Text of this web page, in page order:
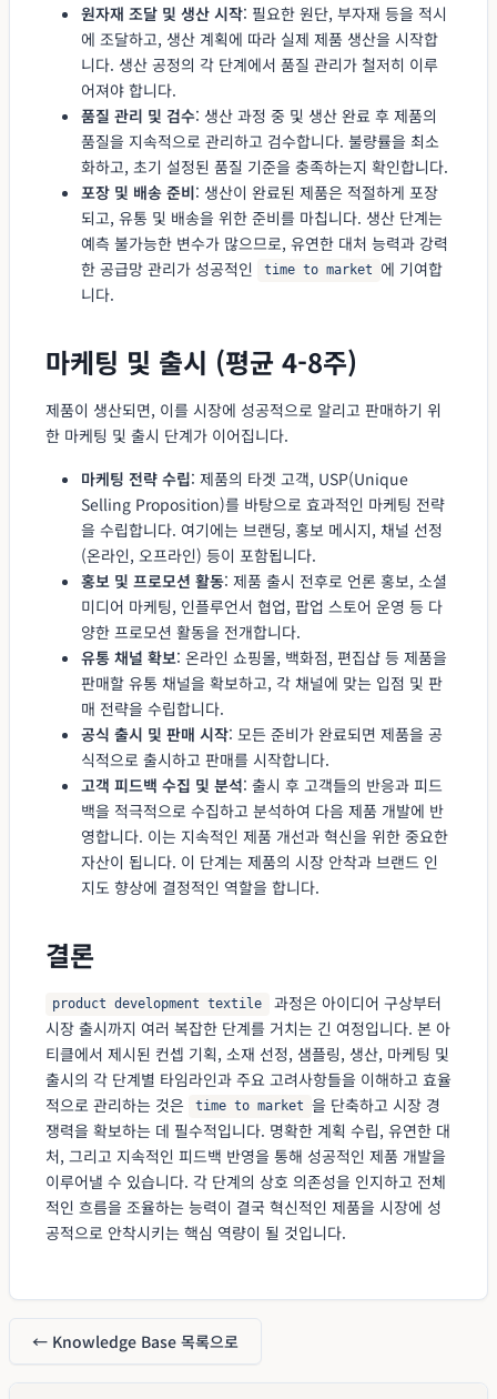
원자재 조달 및 생산 시작: 필요한 원단, 부자재 등을 적시
에 조달하고, 생산 계획에 따라 실제 제품 생산을 시작합
니다. 생산 공정의 각 단계에서 품질 관리가 철저히 이루
어져야 합니다.
품질 관리 및 검수: 생산 과정 중 및 생산 완료 후 제품의
품질을 지속적으로 관리하고 검수합니다. 불량률을 최소
화하고, 초기 설정된 품질 기준을 충족하는지 확인합니다.
포장 및 배송 준비: 생산이 완료된 제품은 적절하게 포장
되고, 유통 및 배송을 위한 준비를 마칩니다. 생산 단계는
예측 불가능한 변수가 많으므로, 유연한 대처 능력과 강력
한 공급망 관리가 성공적인
time to market 에 기여합
니다.
마케팅 및 출시 (평균 4-8주)
제품이 생산되면, 이를 시장에 성공적으로 알리고 판매하기 위
한 마케팅 및 출시 단계가 이어집니다.
마케팅 전략 수립: 제품의 타겟 고객, USP(Unique
Selling Proposition)를 바탕으로 효과적인 마케팅 전략
을 수립합니다. 여기에는 브랜딩, 홍보 메시지, 채널 선정
(온라인, 오프라인) 등이 포함됩니다.
홍보 및 프로모션 활동: 제품 출시 전후로 언론 홍보, 소셜
미디어 마케팅, 인플루언서 협업, 팝업 스토어 운영 등 다
양한 프로모션 활동을 전개합니다.
유통 채널 확보: 온라인 쇼핑몰, 백화점, 편집샵 등 제품을
판매할 유통 채널을 확보하고, 각 채널에 맞는 입점 및 판
매 전략을 수립합니다.
공식 출시 및 판매 시작: 모든 준비가 완료되면 제품을 공
식적으로 출시하고 판매를 시작합니다.
고객 피드백 수집 및 분석: 출시 후 고객들의 반응과 피드
백을 적극적으로 수집하고 분석하여 다음 제품 개발에 반
영합니다. 이는 지속적인 제품 개선과 혁신을 위한 중요한
자산이 됩니다. 이 단계는 제품의 시장 안착과 브랜드 인
지도 향상에 결정적인 역할을 합니다.
결론
product development textile
과정은 아이디어 구상부터
시장 출시까지 여러 복잡한 단계를 거치는 긴 여정입니다. 본 아
티클에서 제시된 컨셉 기획, 소재 선정, 샘플링, 생산, 마케팅 및
출시의 각 단계별 타임라인과 주요 고려사항들을 이해하고 효율
적으로 관리하는 것은
time to market 을 단축하고 시장 경
쟁력을 확보하는 데 필수적입니다. 명확한 계획 수립, 유연한 대
처, 그리고 지속적인 피드백 반영을 통해 성공적인 제품 개발을
이루어낼 수 있습니다. 각 단계의 상호 의존성을 인지하고 전체
적인 흐름을 조율하는 능력이 결국 혁신적인 제품을 시장에 성
공적으로 안착시키는 핵심 역량이 될 것입니다.
← Knowledge Base 목록으로